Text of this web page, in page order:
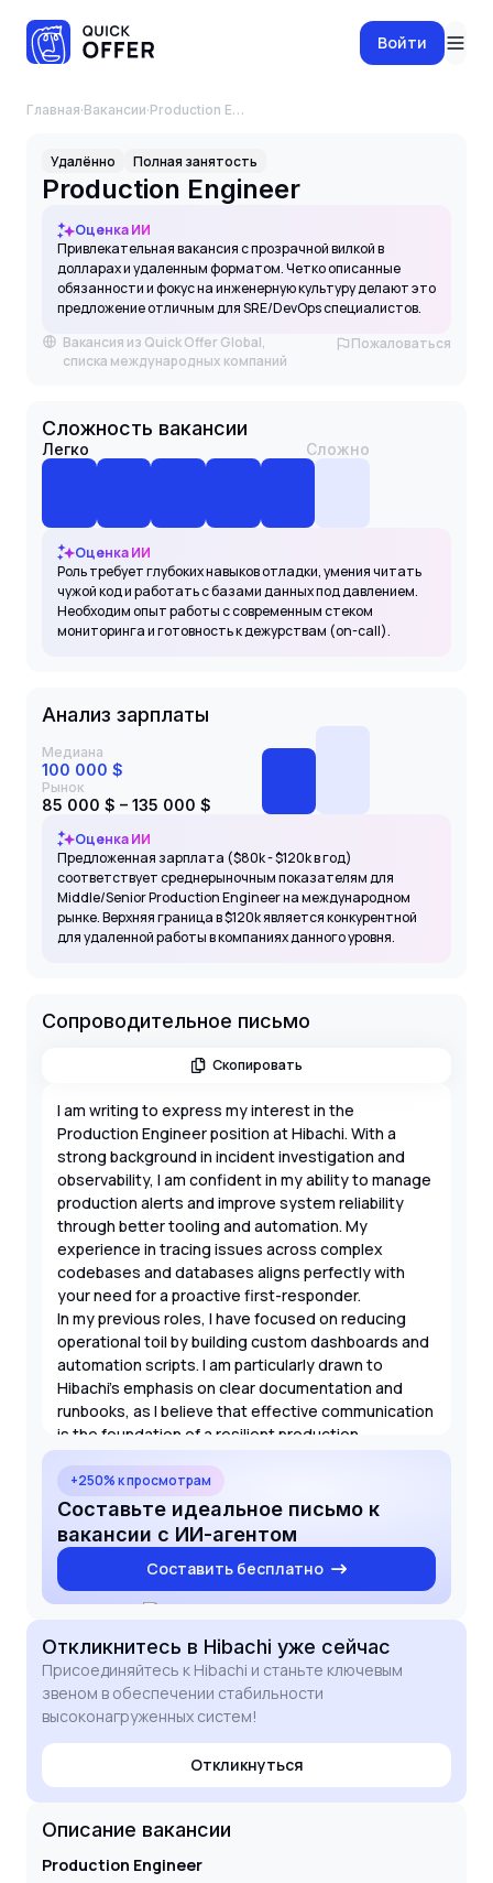
Войти
Главная·Вакансии· Production Engineer
Удалённо Полная занятость
Production Engineer
Оценка ИИ
Привлекательная вакансия с прозрачной вилкой в
долларах и удаленным форматом. Четко описанные
обязанности и фокус на инженерную культуру делают это
предложение отличным для SRE/DevOps специалистов.
Вакансия из Quick Offer Global,
списка международных компаний
Пожаловаться
Сложность вакансии
Легко Сложно
Оценка ИИ
Роль требует глубоких навыков отладки, умения читать
чужой код и работать с базами данных под давлением.
Необходим опыт работы с современным стеком
мониторинга и готовность к дежурствам (on-call).
Анализ зарплаты
Медиана
100 000 $
Рынок
85 000 $ – 135 000 $
Оценка ИИ
Предложенная зарплата ($80k - $120k в год)
соответствует среднерыночным показателям для
Middle/Senior Production Engineer на международном
рынке. Верхняя граница в $120k является конкурентной
для удаленной работы в компаниях данного уровня.
Сопроводительное письмо
Скопировать
I am writing to express my interest in the
Production Engineer position at Hibachi. With a
strong background in incident investigation and
observability, I am confident in my ability to manage
production alerts and improve system reliability
through better tooling and automation. My
experience in tracing issues across complex
codebases and databases aligns perfectly with
your need for a proactive first-responder.
In my previous roles, I have focused on reducing
operational toil by building custom dashboards and
automation scripts. I am particularly drawn to
Hibachi's emphasis on clear documentation and
runbooks, as I believe that effective communication
is the foundation of a resilient production
environment. I am comfortable with on-call
responsibilities and look forward to the opportunity
to contribute to your team's success.
+250% к просмотрам
Составьте идеальное письмо к
вакансии с ИИ-агентом
Составить бесплатно
Откликнитесь в Hibachi уже сейчас
Присоединяйтесь к Hibachi и станьте ключевым
звеном в обеспечении стабильности
высоконагруженных систем!
Откликнуться
Описание вакансии
Production Engineer